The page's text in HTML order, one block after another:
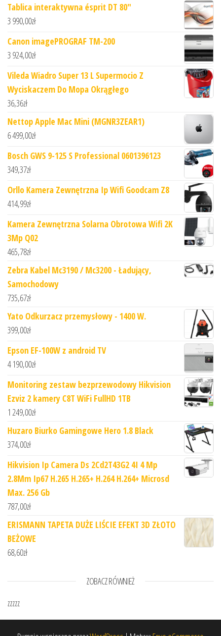
Tablica interaktywna ésprit DT 80"
3 990,00zł
Canon imagePROGRAF TM-200
3 924,00zł
Vileda Wiadro Super 13 L Supermocio Z
Wyciskaczem Do Mopa Okrągłego
36,36zł
Nettop Apple Mac Mini (MGNR3ZEAR1)
6 499,00zł
Bosch GWS 9-125 S Professional 0601396123
349,37zł
Orllo Kamera Zewnętrzna Ip Wifi Goodcam Z8
414,99zł
Kamera Zewnętrzna Solarna Obrotowa Wifi 2K
3Mp Q02
465,78zł
Zebra Kabel Mc3190 / Mc3200 - Ładujący,
Samochodowy
735,67zł
Yato Odkurzacz przemysłowy - 1400 W.
399,00zł
Epson EF-100W z android TV
4 190,00zł
Monitoring zestaw bezprzewodowy Hikvision
Ezviz 2 kamery C8T WiFi FullHD 1TB
1 249,00zł
Huzaro Biurko Gamingowe Hero 1.8 Black
374,00zł
Hikvision Ip Camera Ds 2Cd2T43G2 4I 4 Mp
2.8Mm Ip67 H.265 H.265+ H.264 H.264+ Microsd
Max. 256 Gb
787,00zł
ERISMANN TAPETA DUŻE LIŚCIE EFEKT 3D ZŁOTO
BEŻOWE
68,60zł
ZOBACZ RÓWNIEŻ
zzzzz